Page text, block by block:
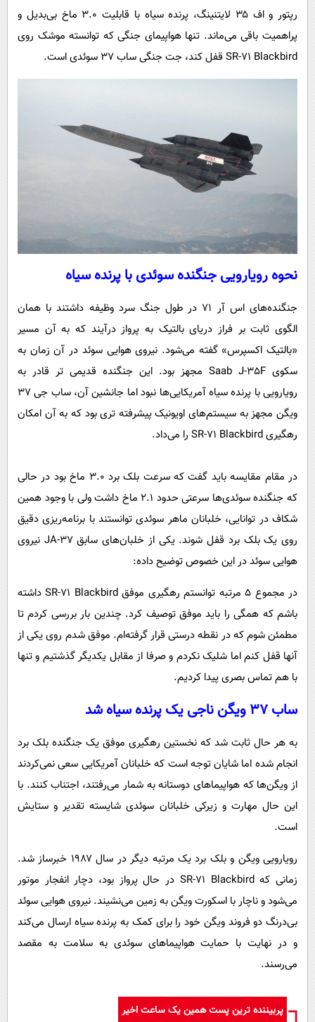
رپتور و اف ۳۵ لایتنینگ، پرنده سیاه با قابلیت ۳.۰ ماخ بی‌بدیل و
پراهمیت باقی می‌ماند. تنها هواپیمای جنگی که توانسته موشک روی
SR-71 Blackbird قفل کند، جت جنگی ساب ۳۷ سوئدی است.
نحوه رویارویی جنگنده سوئدی با پرنده سیاه
جنگنده‌های اس آر ۷۱ در طول جنگ سرد وظیفه داشتند با همان
الگوی ثابت بر فراز دریای بالتیک به پرواز درآیند که به آن مسیر
«بالتیک اکسپرس» گفته می‌شود. نیروی هوایی سوئد در آن زمان به
سکوی Saab J-35F مجهز بود. این جنگنده قدیمی تر قادر به
رویارویی با پرنده سیاه آمریکایی‌ها نبود اما جانشین آن، ساب جی ۳۷
ویگن مجهز به سیستم‌های اویونیک پیشرفته تری بود که به آن امکان
رهگیری SR-71 Blackbird را می‌داد.
در مقام مقایسه باید گفت که سرعت بلک برد ۳.۰ ماخ بود در حالی
که جنگنده سوئدی‌ها سرعتی حدود ۲.۱ ماخ داشت ولی با وجود همین
شکاف در توانایی، خلبانان ماهر سوئدی توانستند با برنامه‌ریزی دقیق
روی یک بلک برد قفل شوند. یکی از خلبان‌های سابق JA-37 نیروی
هوایی سوئد در این خصوص توضیح داده:
در مجموع ۵ مرتبه توانستم رهگیری موفق SR-71 Blackbird داشته
باشم که همگی را باید موفق توصیف کرد. چندین بار بررسی کردم تا
مطمئن شوم که در نقطه درستی قرار گرفته‌ام. موفق شدم روی یکی از
آنها قفل کنم اما شلیک نکردم و صرفا از مقابل یکدیگر گذشتیم و تنها
با هم تماس بصری پیدا کردیم.
ساب ۳۷ ویگن ناجی یک پرنده سیاه شد
به هر حال ثابت شد که نخستین رهگیری موفق یک جنگنده بلک برد
انجام شده اما شایان توجه است که خلبانان آمریکایی سعی نمی‌کردند
از ویگن‌ها که هواپیماهای دوستانه به شمار می‌رفتند، اجتناب کنند. با
این حال مهارت و زیرکی خلبانان سوئدی شایسته تقدیر و ستایش
است.
رویارویی ویگن و بلک برد یک مرتبه دیگر در سال ۱۹۸۷ خبرساز شد.
زمانی که SR-71 Blackbird در حال پرواز بود، دچار انفجار موتور
می‌شود و ناچار با اسکورت ویگن به زمین می‌نشیند. نیروی هوایی سوئد
بی‌درنگ دو فروند ویگن خود را برای کمک به پرنده سیاه ارسال می‌کند
و در نهایت با حمایت هواپیماهای سوئدی به سلامت به مقصد
می‌رسند.
پربیننده ترین پست همین یک ساعت اخیر